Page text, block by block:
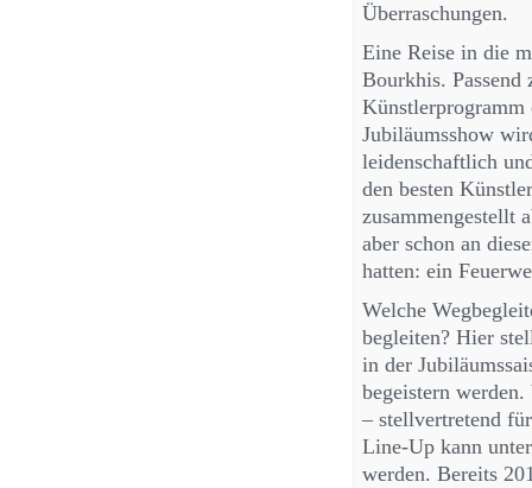
Überraschungen.
Eine Reise in die
Bourkhis.
Künstlerprogramm
Jubiläumsshow
leidenschaftlich
den besten
zusammengestellt
aber schon an
hatten: ein
Welche
begleiten? Hier
in der
begeistern
– stellvertretend
Line-Up kann
werden. Bereits